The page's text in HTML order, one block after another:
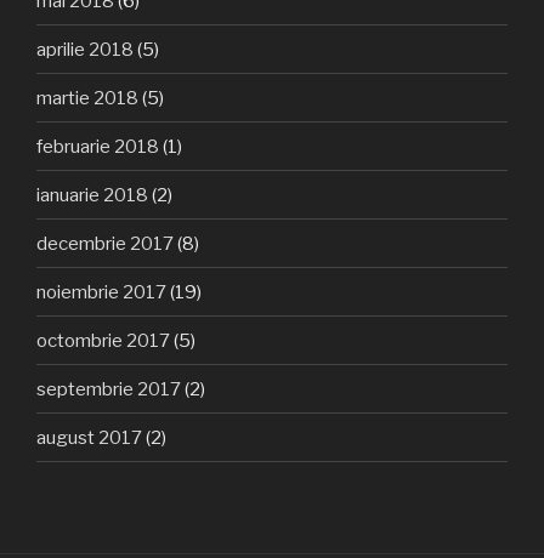
aprilie 2018 (5)
martie 2018 (5)
februarie 2018 (1)
ianuarie 2018 (2)
decembrie 2017(8)
noiembrie 2017(19)
octombrie 2017(5)
septembrie 2017(2)
august 2017(2)